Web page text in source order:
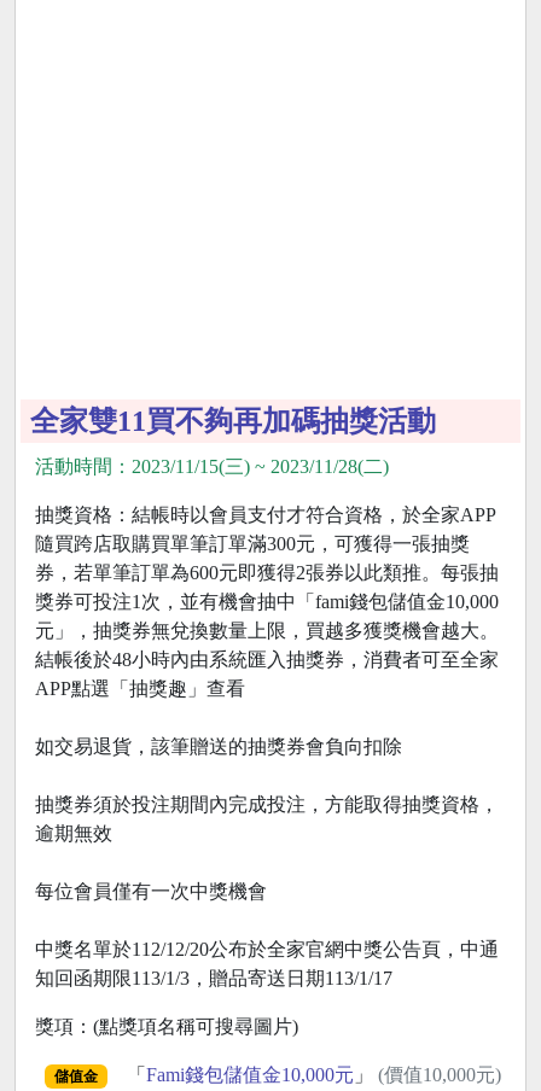
全家雙11買不夠再加碼抽獎活動
活動時間：2023/11/15(三) ~ 2023/11/28(二)
抽獎資格：結帳時以會員支付才符合資格，於全家APP
隨買跨店取購買單筆訂單滿300元，可獲得一張抽獎
券，若單筆訂單為600元即獲得2張券以此類推。每張抽
獎券可投注1次，並有機會抽中「fami錢包儲值金10,000
元」，抽獎券無兌換數量上限，買越多獲獎機會越大。
結帳後於48小時內由系統匯入抽獎券，消費者可至全家
APP點選「抽獎趣」查看
如交易退貨，該筆贈送的抽獎券會負向扣除
抽獎券須於投注期間內完成投注，方能取得抽獎資格，
逾期無效
每位會員僅有一次中獎機會
中獎名單於112/12/20公布於全家官網中獎公告頁，中通
知回函期限113/1/3，贈品寄送日期113/1/17
獎項：(點獎項名稱可搜尋圖片)
儲值金 「 Fami錢包儲值金10,000元 」 (價值10,000元)